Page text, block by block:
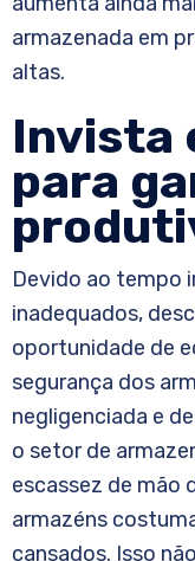
armazenada em
altas.
Invista
para
Devido ao tempo
inadequados,
oportunidade de
segurança dos
negligenciada e
o setor de
escassez de mão
armazéns
cansados. Isso